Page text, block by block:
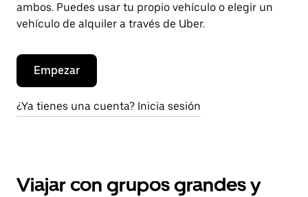
ambos. Puedes usar tu propio vehículo o elegir un
vehículo de alquiler a través de Uber.
Empezar
¿Ya tienes una cuenta? Inicia sesión
Viajar con grupos grandes y